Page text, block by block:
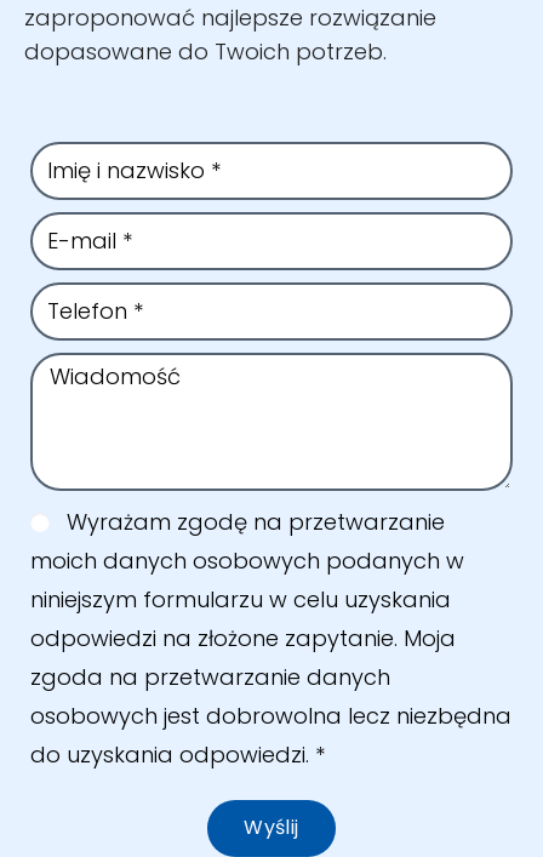
zaproponować najlepsze rozwiązanie
dopasowane do Twoich potrzeb.
Wyrażam zgodę na przetwarzanie
moich danych osobowych podanych w
niniejszym formularzu w celu uzyskania
odpowiedzi na złożone zapytanie. Moja
zgoda na przetwarzanie danych
osobowych jest dobrowolna lecz niezbędna
do uzyskania odpowiedzi. *
Wyślij